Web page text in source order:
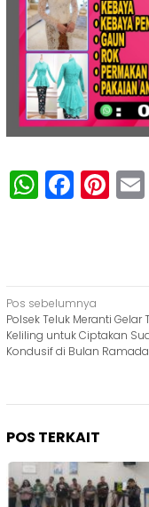
Navigasi
pos
Pos sebelumnya
Polsek Teluk Meranti Gelar
Keliling untuk Ciptakan
Kondusif di Bulan
POS TERKAIT